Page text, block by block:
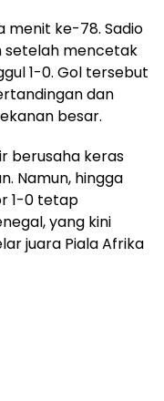
menit ke-78. Sadio
setelah mencetak
1-0. Gol tersebut
dan
besar.
berusaha keras
Namun, hingga
1-0 tetap
yang kini
juara Piala Afrika